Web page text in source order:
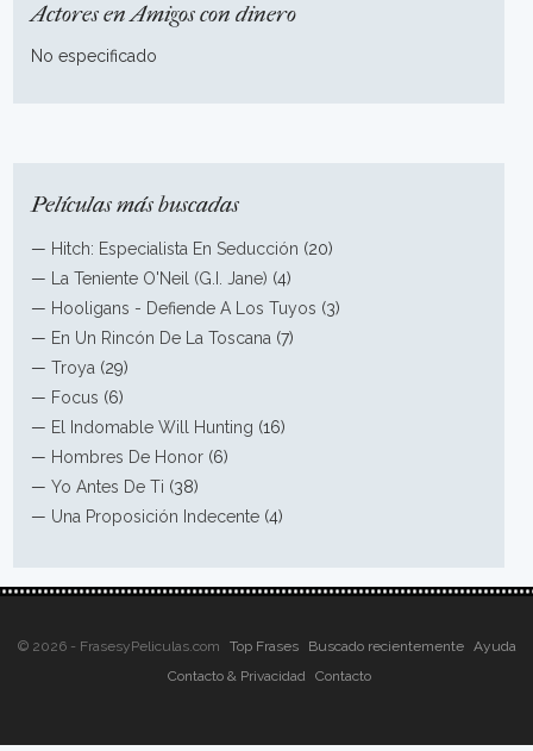
Actores en Amigos con dinero
No especificado
Películas más buscadas
— Hitch: Especialista En Seducción (20)
—
La Teniente O'Neil (G.I. Jane) (4)
— Hooligans - Defiende A Los Tuyos (3)
— En Un Rincón De La Toscana (7)
—Troya (29)
— Focus (6)
— El Indomable Will Hunting (16)
— Hombres De Honor (6)
—Yo Antes De Ti (38)
— Una Proposición Indecente (4)
© 2026 - FrasesyPeliculas.com Top Frases Buscado recientemente
Ayuda
Contacto & Privacidad
Contacto